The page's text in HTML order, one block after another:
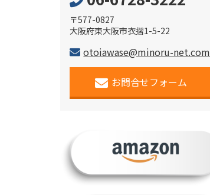
〒577-0827
大阪府東大阪市衣摺1-5-22
otoiawase@minoru-net.com
お問合せフォーム